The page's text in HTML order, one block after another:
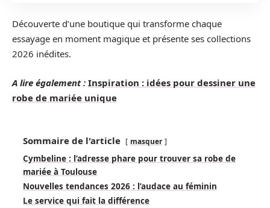
Découverte d’une boutique qui transforme chaque
essayage en moment magique et présente ses collections
2026 inédites.
A lire également : Inspiration : idées pour dessiner une
robe de mariée unique
Sommaire de l'article masquer
Cymbeline : l’adresse phare pour trouver sa robe de
mariée à Toulouse
Nouvelles tendances 2026 : l’audace au féminin
Le service qui fait la différence